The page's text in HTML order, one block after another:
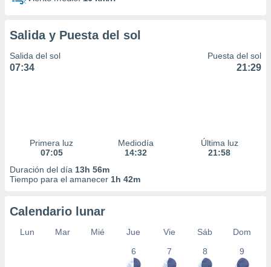
Salida y Puesta del sol
Salida del sol
07:34
Puesta del sol
21:29
Primera luz
07:05
Mediodía
14:32
Última luz
21:58
Duración del día 13h 56m
Tiempo para el amanecer 1h 42m
Calendario lunar
Lun Mar Mié Jue Vie Sáb
Dom
6
7 8 9